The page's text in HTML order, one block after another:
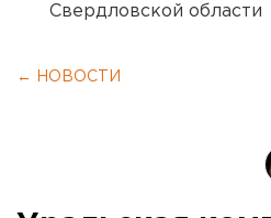
Свердловской области
← НОВОСТИ